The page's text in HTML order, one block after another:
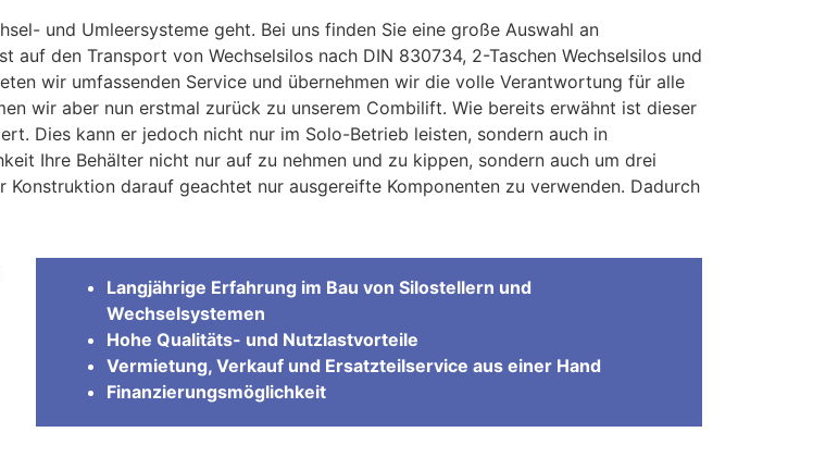
und Umleersysteme geht. Bei uns finden Sie eine große Auswahl an
den Transport von Wechselsilos nach DIN 830734, 2-Taschen Wechselsilos und
wir umfassenden Service und übernehmen wir die volle Verantwortung für alle
wir aber nun erstmal zurück zu unserem Combilift. Wie bereits erwähnt ist dieser
Dies kann er jedoch nicht nur im Solo-Betrieb leisten, sondern auch in
Ihre Behälter nicht nur auf zu nehmen und zu kippen, sondern auch um drei
darauf geachtet nur ausgereifte Komponenten zu verwenden. Dadurch
Langjährige Erfahrung im Bau von Silostellern und
Wechselsystemen
Hohe Qualitäts- und Nutzlastvorteile
Vermietung, Verkauf und Ersatzteilservice aus einer Hand
Finanzierungsmöglichkeit